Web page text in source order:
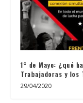
1° de Mayo: ¿qué
Trabajadoras y los
29/04/2020